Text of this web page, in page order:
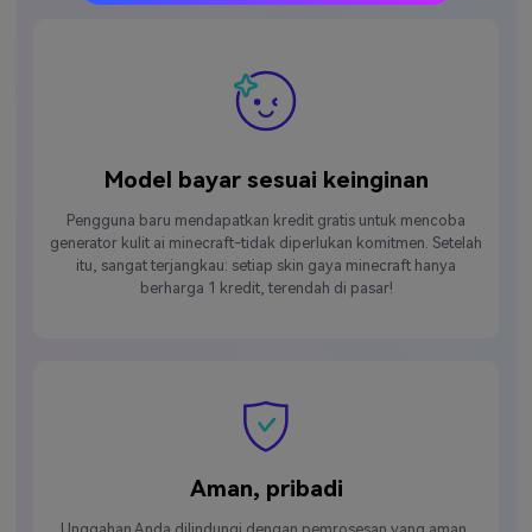
Model bayar sesuai keinginan
Pengguna baru mendapatkan kredit gratis untuk mencoba
generator kulit ai minecraft-tidak diperlukan komitmen. Setelah
itu, sangat terjangkau: setiap skin gaya minecraft hanya
berharga 1 kredit, terendah di pasar!
Aman, pribadi